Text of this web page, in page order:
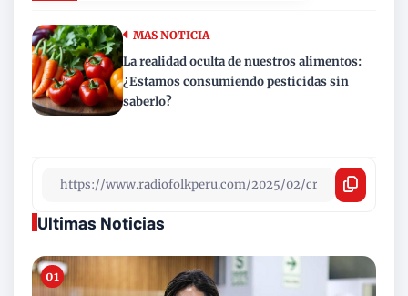
MAS NOTICIA
La realidad oculta de nuestros alimentos:
¿Estamos consumiendo pesticidas sin
saberlo?
Ultimas Noticias